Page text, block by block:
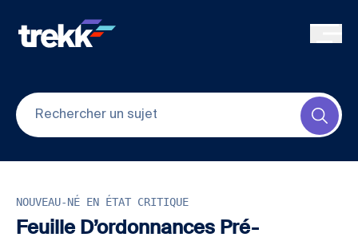
NOUVEAU-NÉ EN ÉTAT CRITIQUE
Feuille D’ordonnances Pré-